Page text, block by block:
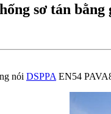
sơ tán
nói DSPPA EN54